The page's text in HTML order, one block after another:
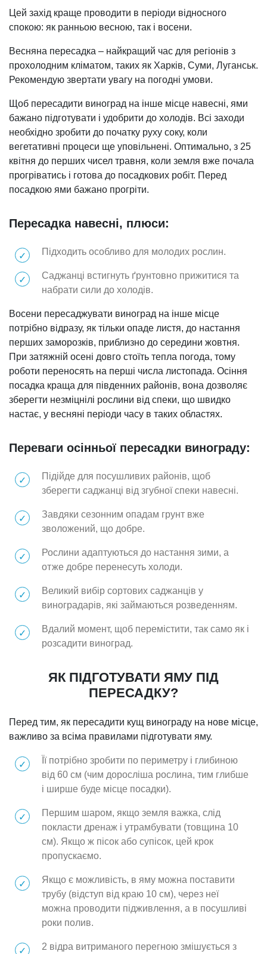
Цей захід краще проводити в періоди відносного
спокою: як ранньою весною, так і восени.
Весняна пересадка – найкращий час для регіонів з
прохолодним кліматом, таких як Харків, Суми, Луганськ.
Рекомендую звертати увагу на погодні умови.
Щоб пересадити виноград на інше місце навесні, ями
бажано підготувати і удобрити до холодів. Всі заходи
необхідно зробити до початку руху соку, коли
вегетативні процеси ще уповільнені. Оптимально, з 25
квітня до перших чисел травня, коли земля вже почала
прогріватись і готова до посадкових робіт. Перед
посадкою ями бажано прогріти.
Пересадка навесні, плюси:
Підходить особливо для молодих рослин.
Саджанці встигнуть ґрунтовно прижитися та
набрати сили до холодів.
Восени пересаджувати виноград на інше місце
потрібно відразу, як тільки опаде листя, до настання
перших заморозків, приблизно до середини жовтня.
При затяжній осені довго стоїть тепла погода, тому
роботи переносять на перші числа листопада. Осіння
посадка краща для південних районів, вона дозволяє
зберегти незміцнілі рослини від спеки, що швидко
настає, у весняні періоди часу в таких областях.
Переваги осінньої пересадки винограду:
Підійде для посушливих районів, щоб
зберегти саджанці від згубної спеки навесні.
Завдяки сезонним опадам грунт вже
зволожений, що добре.
Рослини адаптуються до настання зими, а
отже добре перенесуть холоди.
Великий вибір сортових саджанців у
виноградарів, які займаються розведенням.
Вдалий момент, щоб перемістити, так само як і
розсадити виноград.
ЯК ПІДГОТУВАТИ ЯМУ ПІД
ПЕРЕСАДКУ?
Перед тим, як пересадити кущ винограду на нове місце,
важливо за всіма правилами підготувати яму.
Її потрібно зробити по периметру і глибиною
від 60 см (чим доросліша рослина, тим глибше
і ширше буде місце посадки).
Першим шаром, якщо земля важка, слід
покласти дренаж і утрамбувати (товщина 10
см). Якщо ж пісок або супісок, цей крок
пропускаємо.
Якщо є можливість, в яму можна поставити
трубу (відступ від краю 10 см), через неї
можна проводити підживлення, а в посушливі
роки полив.
2 відра витриманого перегною змішується з